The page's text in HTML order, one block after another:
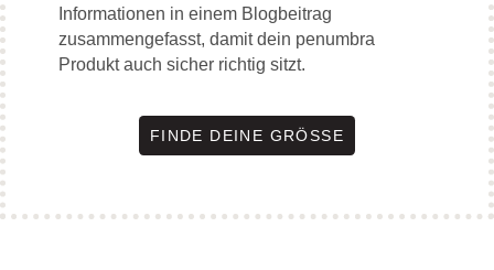
Informationen in einem Blogbeitrag
zusammengefasst, damit dein penumbra
Produkt auch sicher richtig sitzt.
FINDE DEINE GRÖSSE